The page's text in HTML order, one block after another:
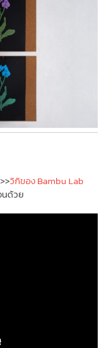
วิกิของ Bambu Lab
ด้วย